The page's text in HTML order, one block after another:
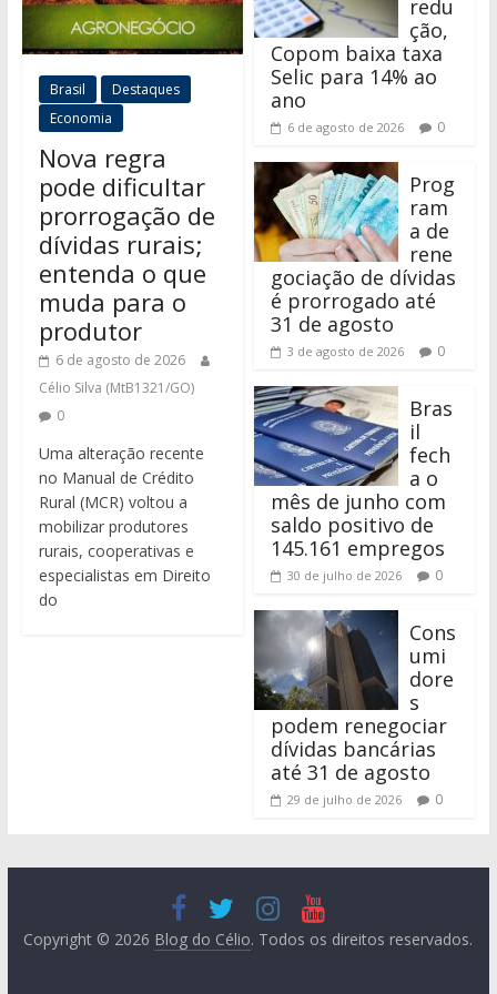
Brasil
Destaques
Economia
Nova regra
pode dificultar
prorrogação de
dívidas rurais;
entenda o que
muda para o
produtor
6 de agosto de 2026
Célio Silva (MtB1321/GO)
0
Uma alteração recente
no Manual de Crédito
Rural (MCR) voltou a
mobilizar produtores
rurais, cooperativas e
especialistas em Direito
do
redu
ção,
Copom baixa taxa
Selic para 14% ao
ano
6 de agosto de 2026 0
Prog
ram
a de
rene
gociação de dívidas
é prorrogado até
31 de agosto
3 de agosto de 2026 0
Bras
il
fech
a o
mês de junho com
saldo positivo de
145.161 empregos
30 de julho de 2026 0
Cons
umi
dore
s
podem renegociar
dívidas bancárias
até 31 de agosto
29 de julho de 2026 0
Copyright © 2026 Blog do Célio. Todos os direitos reservados.